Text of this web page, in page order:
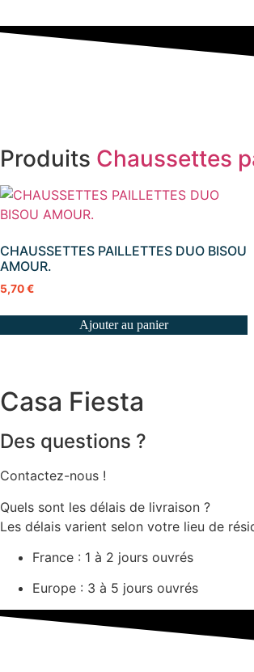
Produits Chaussettes
CHAUSSETTES PAILLETTES DUO BISOU
AMOUR.
5,70€
Ajouter au panier
Casa Fiesta
Des questions ?
Contactez-nous !
Quels sont les délais de livraison ?
Les délais varient selon votre lieu de
France : 1 à 2 jours ouvrés
Europe : 3 à 5 jours ouvrés